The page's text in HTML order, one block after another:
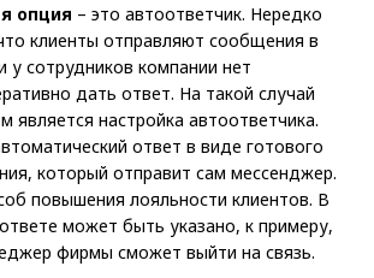
опция – это автоответчик. Нередко
клиенты отправляют сообщения в
у сотрудников компании нет
дать ответ. На такой случай
является настройка автоответчика.
ответ в виде готового
который отправит сам мессенджер.
повышения лояльности клиентов. В
может быть указано, к примеру,
фирмы сможет выйти на связь.